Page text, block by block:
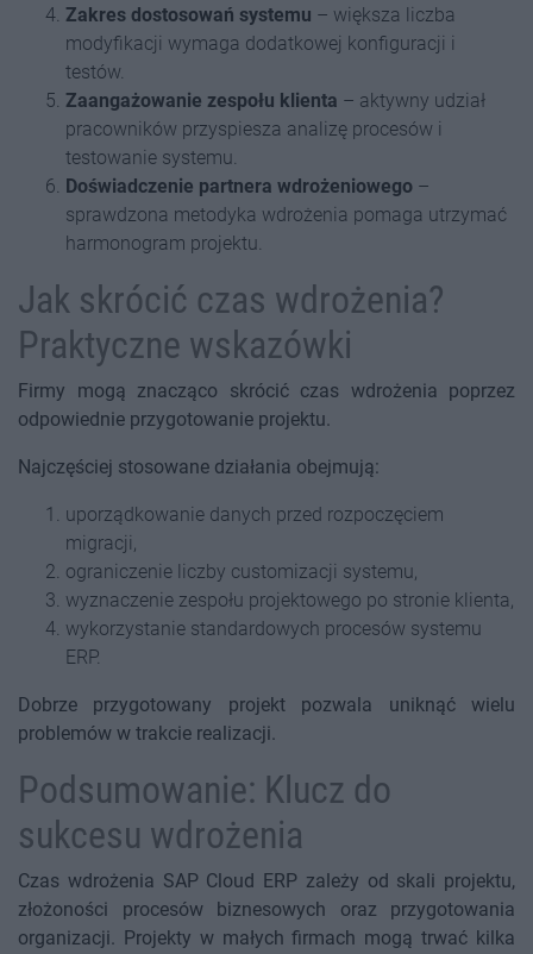
Zakres dostosowań systemu – większa liczba
modyfikacji wymaga dodatkowej konfiguracji i
testów.
Zaangażowanie zespołu klienta – aktywny udział
pracowników przyspiesza analizę procesów i
testowanie systemu.
Doświadczenie partnera wdrożeniowego –
sprawdzona metodyka wdrożenia pomaga utrzymać
harmonogram projektu.
Jak skrócić czas wdrożenia?
Praktyczne wskazówki
Firmy mogą znacząco skrócić czas wdrożenia poprzez
odpowiednie przygotowanie projektu.
Najczęściej stosowane działania obejmują:
uporządkowanie danych przed rozpoczęciem
migracji,
ograniczenie liczby customizacji systemu,
wyznaczenie zespołu projektowego po stronie klienta,
wykorzystanie standardowych procesów systemu
ERP.
Dobrze przygotowany projekt pozwala uniknąć wielu
problemów w trakcie realizacji.
Podsumowanie: Klucz do
sukcesu wdrożenia
Czas wdrożenia SAP Cloud ERP zależy od skali projektu,
złożoności procesów biznesowych oraz przygotowania
organizacji. Projekty w małych firmach mogą trwać kilka